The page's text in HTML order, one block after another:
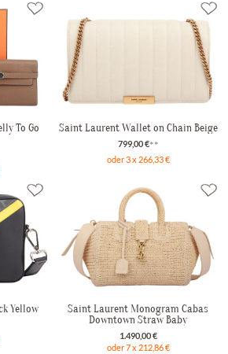
To Go
Saint Laurent Wallet on Chain Beige
oder 3 x 266,33 €
799,00 €**
Yellow
Saint Laurent Monogram Cabas
Downtown Straw Baby
oder 7 x 212,86 €
1.490,00 €